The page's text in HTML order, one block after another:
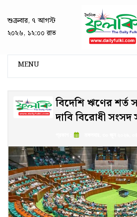
শুক্রবার, ৭ আগস্ট
২০২৬, ১২:০০ রাত
MENU
বিদেশি ঋণের শর্ত
দাবি বিরোধী